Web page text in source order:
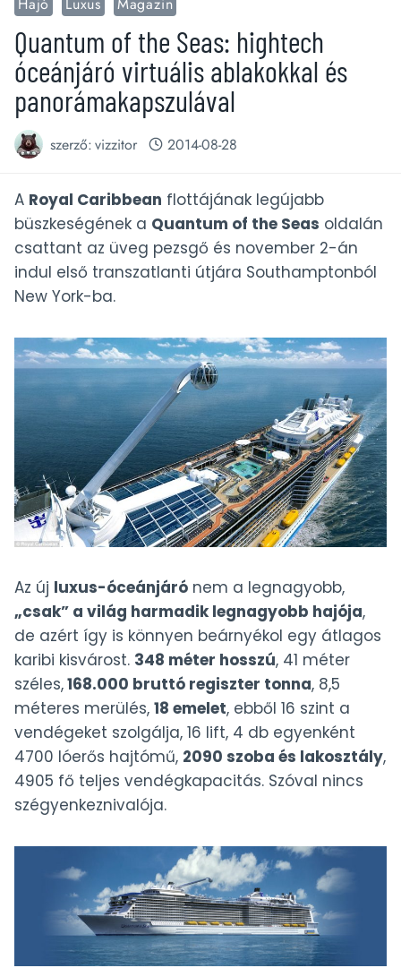
Hajó Luxus Magazin
Quantum of the Seas: hightech
óceánjáró virtuális ablakokkal és
panorámakapszulával
szerző:vizzitor 2014-08-28
A Royal Caribbean flottájának legújabb
büszkeségének a Quantum of the Seas oldalán
csattant az üveg pezsgő és november 2-án
indul első transzatlanti útjára Southamptonból
New York-ba.
Az új luxus-óceánjáró nem a legnagyobb,
„csak” a világ harmadik legnagyobb hajója,
de azért így is könnyen beárnyékol egy átlagos
karibi kisvárost. 348 méter hosszú, 41 méter
széles,168.000 bruttó regiszter tonna, 8,5
méteres merülés, 18 emelet, ebből 16 szint a
vendégeket szolgálja, 16 lift, 4 db egyenként
4700 lóerős hajtómű, 2090 szoba és lakosztály,
4905 fő teljes vendégkapacitás. Szóval nincs
szégyenkeznivalója.